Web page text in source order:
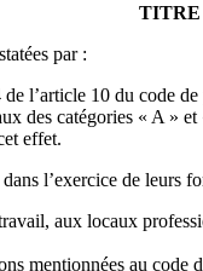
TITRE
par :
l’article 10 du code de
des catégories « A »
effet.
l’exercice de leurs
aux locaux
mentionnées au code